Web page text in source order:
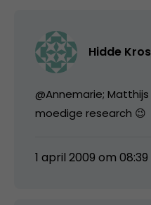
Hidde
@Annemarie;
moedige research 😉
1 april 2009 om 08:39